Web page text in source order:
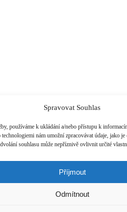
Spravovat Souhlas
používáme k ukládání a/nebo přístupu k
nám umožní zpracovávat údaje, jako
souhlasu může nepříznivě ovlivnit určité
Příjmout
Odmítnout